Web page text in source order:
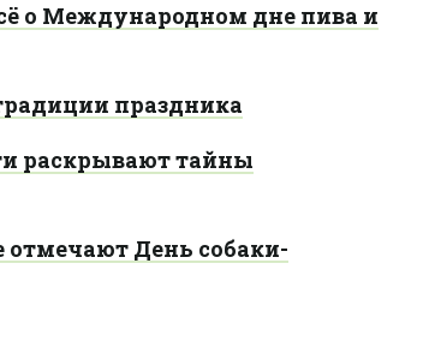
о Международном дне пива и
праздника
раскрывают тайны
отмечают День собаки-